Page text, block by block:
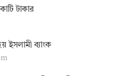
টাকার
ইসলামী ব্যাংক